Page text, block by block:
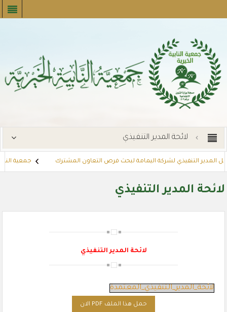
لائحة المدير التنفيذي
المدير التنفيذي لشركة اليمامة لبحث فرص التعاون المشترك جمعية
لائحة المدير التنفيذي
لائحة المدير التنفيذي
لائحة_المدير_التنفيذي_المعتمدة
حمل هذا الملف PDF الان